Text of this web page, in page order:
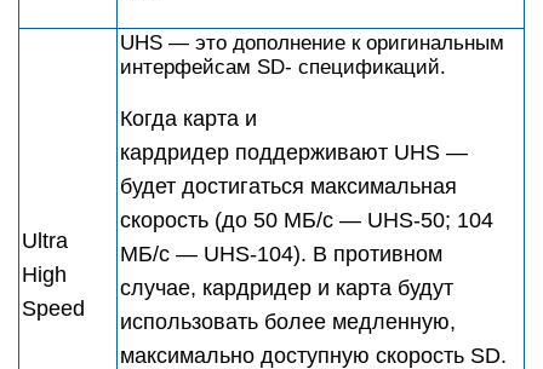
Ultra
High
Speed
UHS — это дополнение к оригинальным
интерфейсам SD- спецификаций.
Когда карта и
кардридер поддерживают UHS —
будет достигаться максимальная
скорость (до 50 МБ/с — UHS-50; 104
МБ/с — UHS-104). В противном
случае, кардридер и карта будут
использовать более медленную,
максимально доступную скорость SD.